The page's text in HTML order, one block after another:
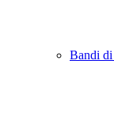
Bandi di